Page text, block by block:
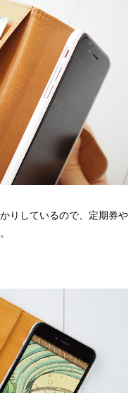
りしているので、定期券や